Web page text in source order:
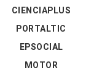
CIENCIAPLUS
PORTALTIC
EPSOCIAL
MOTOR